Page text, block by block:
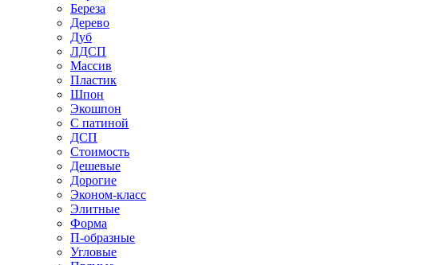
Береза
Дерево
Дуб
ЛДСП
Массив
Пластик
Шпон
Экошпон
С патиной
ДСП
Стоимость
Дешевые
Дорогие
Эконом-класс
Элитные
Форма
П-образные
Угловые